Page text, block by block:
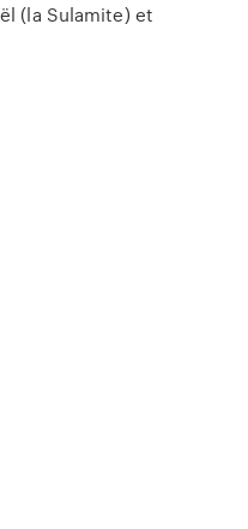
(la Sulamite) et